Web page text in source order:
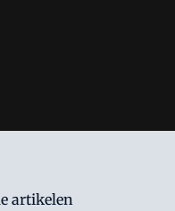
Lees in
van deze site zijn de
artikelen